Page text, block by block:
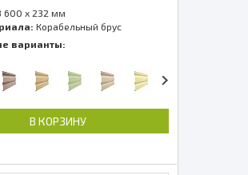
600 x 232 мм
Корабельный брус
варианты:
В КОРЗИНУ